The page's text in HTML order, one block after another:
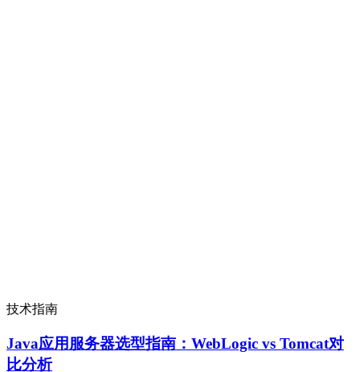
技术指南
Java应用服务器选型指南：WebLogic vs Tomcat对
比分析